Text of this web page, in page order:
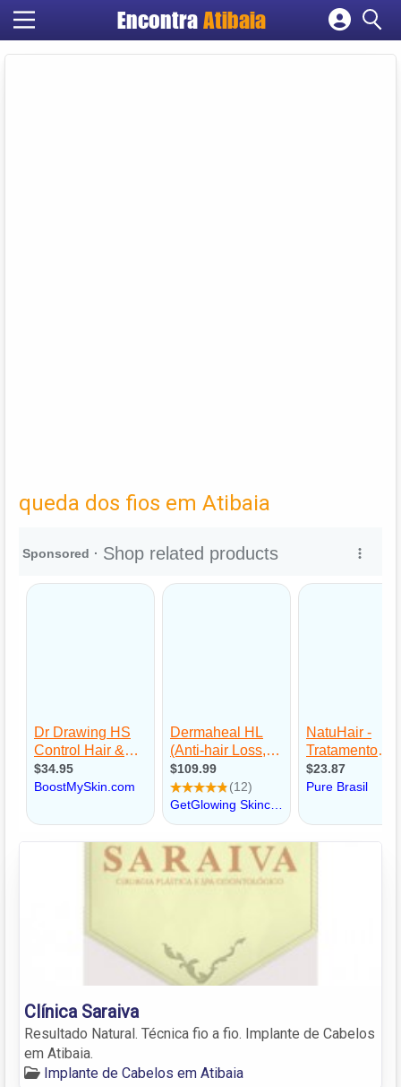
Encontra Atibaia
Cadastrar empresa
queda dos fios em Atibaia
Clínica Saraiva
Resultado Natural. Técnica fio a fio. Implante de Cabelos
em Atibaia.
Implante de Cabelos em Atibaia